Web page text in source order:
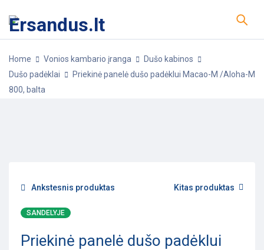
Home Vonios kambario įranga
Dušo kabinos
Dušo padėklai
Priekinė panelė dušo padėklui Macao-M /Aloha-M
800, balta
Ankstesnis produktas Kitas produktas
SANDELYJE
Priekinė panelė dušo padėklui